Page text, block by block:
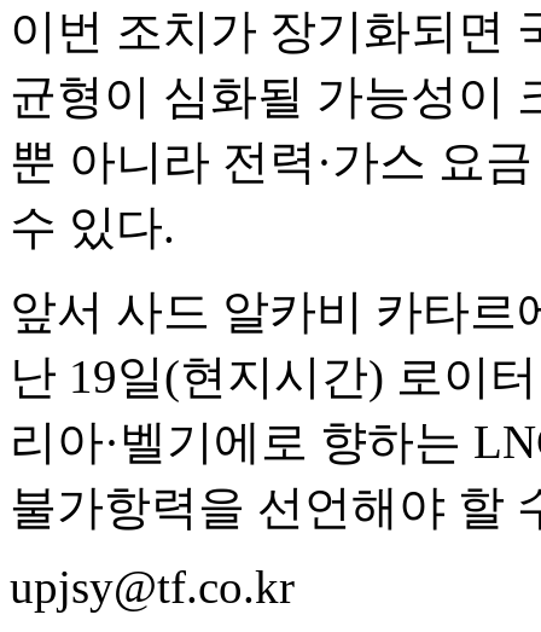
이번 조치가 장기화되면
균형이 심화될 가능성이
뿐 아니라 전력·가스 요
수 있다.
앞서 사드 알카비 카타르
난 19일(현지시간) 로이
리아·벨기에로 향하는
불가항력을 선언해야 할
upjsy@tf.co.kr